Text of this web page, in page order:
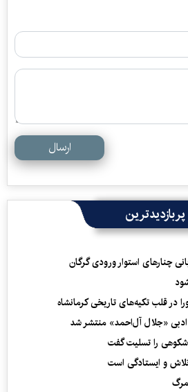
ارسال
پربازدیدترین
چنارهای استوار ورودی گرگان
در قلب تکیه‌های تاریخی کرمانشاه
ادبی «جلال آل‌احمد» منتشر شد
را تسلیت گفت
و ایستادگی است